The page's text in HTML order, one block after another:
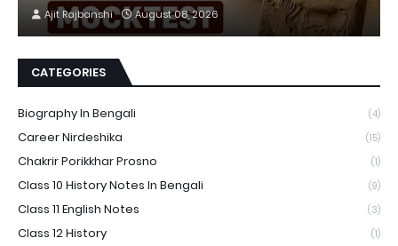
Ajit Rajbanshi August 08, 2026
CATEGORIES
Biography In Bengali (4)
Career Nirdeshika (15)
Chakrir Porikkhar Prosno (1)
Class 10 History Notes In Bengali (9)
Class 11 English Notes (3)
Class 12 History (1)